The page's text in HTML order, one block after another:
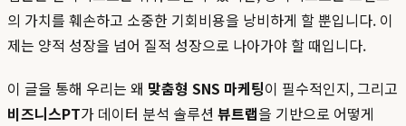
의 가치를 훼손하고 소중한 기회비용을 낭비하게 할 뿐입니다. 이
제는 양적 성장을 넘어 질적 성장으로 나아가야 할 때입니다.
이 글을 통해 우리는 왜 맞춤형 SNS 마케팅이 필수적인지, 그리고
비즈니스PT가 데이터 분석 솔루션 뷰트랩을 기반으로 어떻게